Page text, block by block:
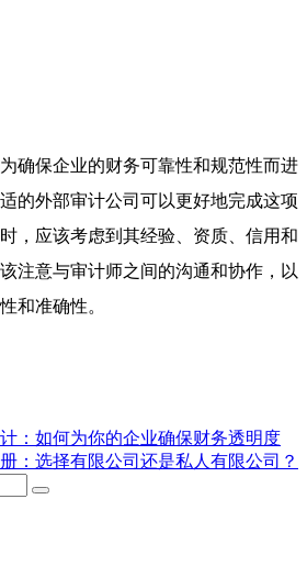
确保企业的财务可靠性和规范性而进
的外部审计公司可以更好地完成这项
，应该考虑到其经验、资质、信用和
注意与审计师之间的沟通和协作，以
和准确性。
：如何为你的企业确保财务透明度
：选择有限公司还是私人有限公司？